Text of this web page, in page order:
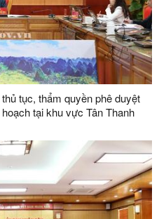
tục, thẩm quyền phê duyệt
tại khu vực Tân Thanh